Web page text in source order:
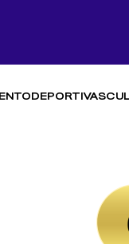
DEPORTIVAS